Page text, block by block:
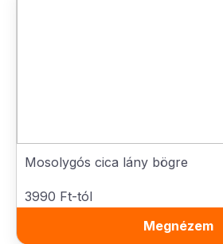
Mosolygós cica lány bögre
3990 Ft-tól
Megnézem